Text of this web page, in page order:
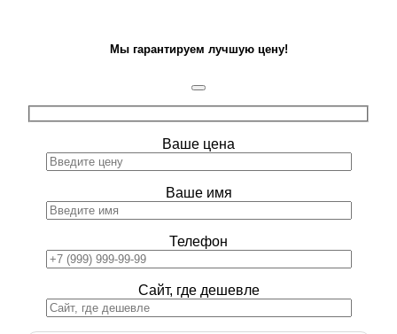
Мы гарантируем лучшую цену!
Ваше цена
Ваше имя
Телефон
Сайт, где дешевле